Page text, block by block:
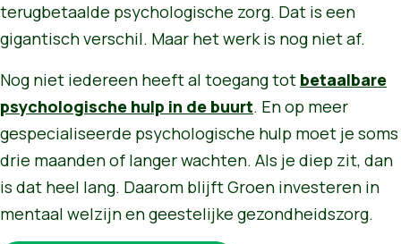
terugbetaalde psychologische zorg. Dat is een
gigantisch verschil. Maar het werk is nog niet af.
Nog niet iedereen heeft al toegang tot betaalbare
psychologische hulp in de buurt. En op meer
gespecialiseerde psychologische hulp moet je soms
drie maanden of langer wachten. Als je diep zit, dan
is dat heel lang. Daarom blijft Groen investeren in
mentaal welzijn en geestelijke gezondheidszorg.